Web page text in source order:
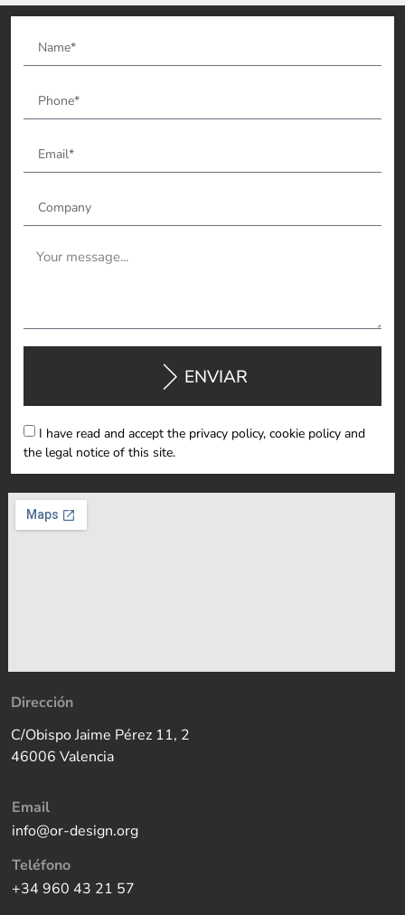
I have read and accept the privacy policy, cookie policy and
the legal notice of this site.
ENVIAR
Dirección
C/Obispo Jaime Pérez 11, 2
46006 Valencia
Email
info@or-design.org
Teléfono
+34 960 43 21 57